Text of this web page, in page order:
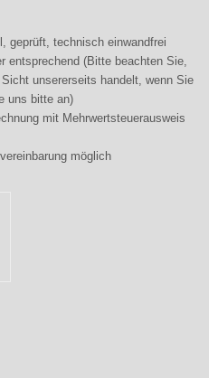
geprüft, technisch einwandfrei
entsprechend (Bitte beachten Sie,
unsererseits handelt, wenn Sie
uns bitte an)
mit Mehrwertsteuerausweis
möglich